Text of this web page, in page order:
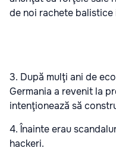
de noi rachete
3. După mulţi ani de
Germania a revenit la
intenţionează să
4. Înainte erau
hackeri.